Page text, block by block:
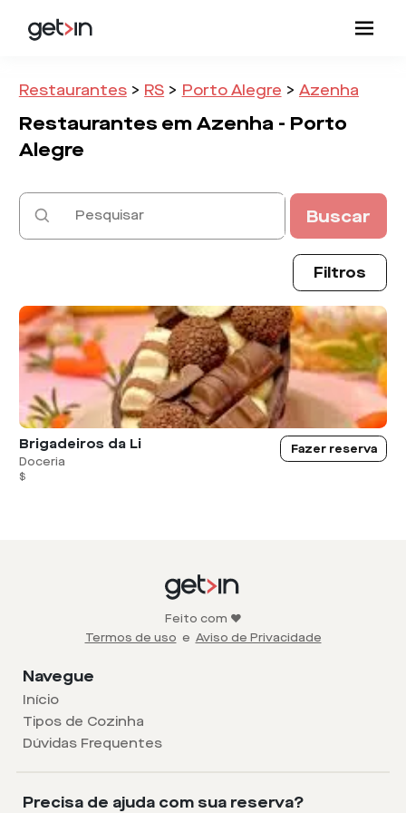
Restaurantes > RS > Porto Alegre > Azenha
Restaurantes emAzenha - Porto
Alegre
Buscar
Filtros
Brigadeiros da Li
Doceria
$
Fazer reserva
Feito com ❤️
Termos de uso e Aviso de Privacidade
Navegue
Início
Tipos de Cozinha
Dúvidas Frequentes
Precisa de ajuda com sua reserva?